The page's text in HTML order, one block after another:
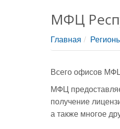
МФЦ
Главная
Всего офисов
МФЦ
получение
а также многое